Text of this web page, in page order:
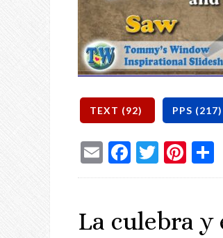
EmailFacebook
Twitter
La culebra y